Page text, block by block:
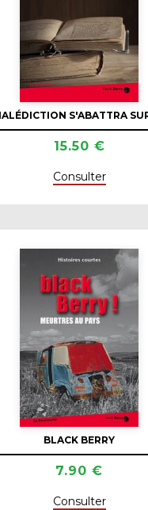
S'ABATTRA
15.50 €
Consulter
BLACK BERRY
7.90 €
Consulter